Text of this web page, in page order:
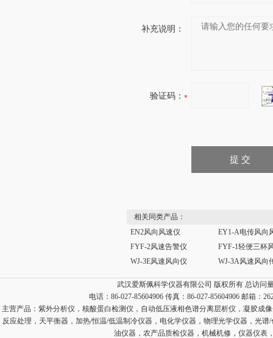
补充说明：
验证码：
相关同类产品：
EN2风向风速仪
FYF-2风速告警仪
WJ-3E风速风向仪
武汉爱斯佩科学仪器有限公司 版权所有 总访问
电话：86-027-85604906 传真：86-027-85604906 邮箱：
主营产品： 紫外分析仪，核酸蛋白检测仪，自动低压液相色谱分离层析仪，凝胶成
反应处理，天平衡器，加热/恒温/低温制冷仪器，电化学仪器，物理光学仪器，光
油仪器，农产品质检仪器，机械机修，仪器仪表